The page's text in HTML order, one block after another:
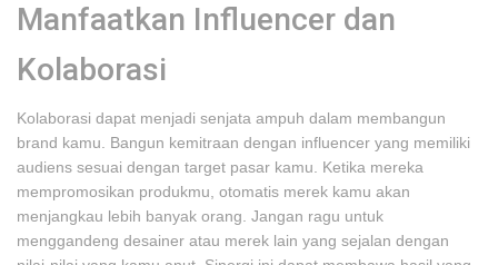
Manfaatkan Influencer dan
Kolaborasi
Kolaborasi dapat menjadi senjata ampuh dalam membangun
brand kamu. Bangun kemitraan dengan influencer yang memiliki
audiens sesuai dengan target pasar kamu. Ketika mereka
mempromosikan produkmu, otomatis merek kamu akan
menjangkau lebih banyak orang. Jangan ragu untuk
menggandeng desainer atau merek lain yang sejalan dengan